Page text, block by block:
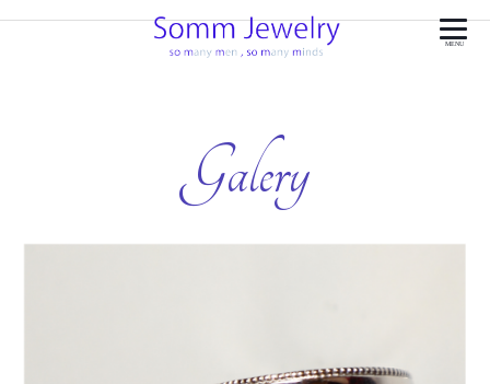
MENU
Galery